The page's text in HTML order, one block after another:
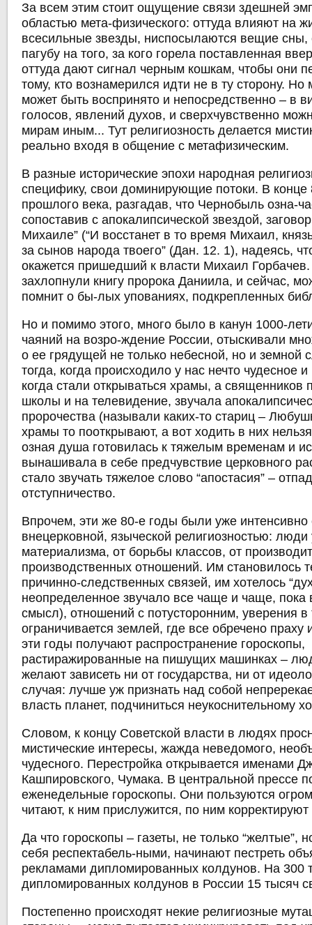
За всем этим стоит ощущение связи здешней
областью мета-физического: оттуда влияют на
всесильные звезды, ниспосылаются вещие сны,
пагубу на того, за кого горела поставленная
оттуда дают сигнал черным кошкам, чтобы они
тому, кто вознамерился идти не в ту сторону. Но
может быть воспринято и непосредственно – в
голосов, явлений духов, и сверхчувственно
мирам иным... Тут религиозность делается
реально входя в общение с метафизическим.
В разные исторические эпохи народная
специфику, свои доминирующие потоки. В конце
прошлого века, разгадав, что Чернобыль озна-
сопоставив с апокалипсической звездой,
Михаиле” (“И восстанет в то время Михаил,
за сынов народа твоего” (Дан. 12. 1), надеясь,
окажется пришедший к власти Михаил
захлопнули книгу пророка Даниила, и сейчас,
помнит о бы-лых упованиях, подкрепленных
Но и помимо этого, много было в канун 1000-
чаяний на возро-ждение России, отыскивали
о ее грядущей не только небесной, но и земной
тогда, когда происходило у нас нечто чудесное
когда стали открываться храмы, а священников
школы и на телевидение, звучала
пророчества (называли каких-то стариц –
храмы то пооткрывают, а вот ходить в них
озная душа готовилась к тяжелым временам и
вынашивала в себе предчувствие церковного
стало звучать тяжелое слово “апостасия” –
отступничество.
Впрочем, эти же 80-е годы были уже
внецерковной, языческой религиозностью: люди
материализма, от борьбы классов, от
производственных отношений. Им становилось
причинно-следственных связей, им хотелось
неопределенное звучало все чаще и чаще, пока
смысл), отношений с потусторонним, уверения в
ограничивается землей, где все обречено праху
эти годы получают распространение гороскопы,
растиражированные на пишущих машинках –
желают зависеть ни от государства, ни от
случая: лучше уж признать над собой
власть планет, подчиниться неукоснительному
Словом, к концу Советской власти в людях
мистические интересы, жажда неведомого,
чудесного. Перестройка открывается именами
Кашпировского, Чумака. В центральной прессе
еженедельные гороскопы. Они пользуются
читают, к ним прислужится, по ним
Да что гороскопы – газеты, не только “желтые”,
себя респектабель-ными, начинают пестреть
рекламами дипломированных колдунов. На 300
дипломированных колдунов в России 15 тысяч
Постепенно происходят некие религиозные